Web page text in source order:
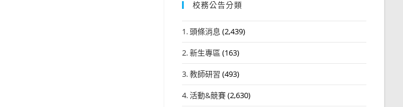
校務公告分類
1. 頭條消息 (2,439)
2. 新生專區 (163)
3. 教師研習 (493)
4. 活動&競賽(2,630)